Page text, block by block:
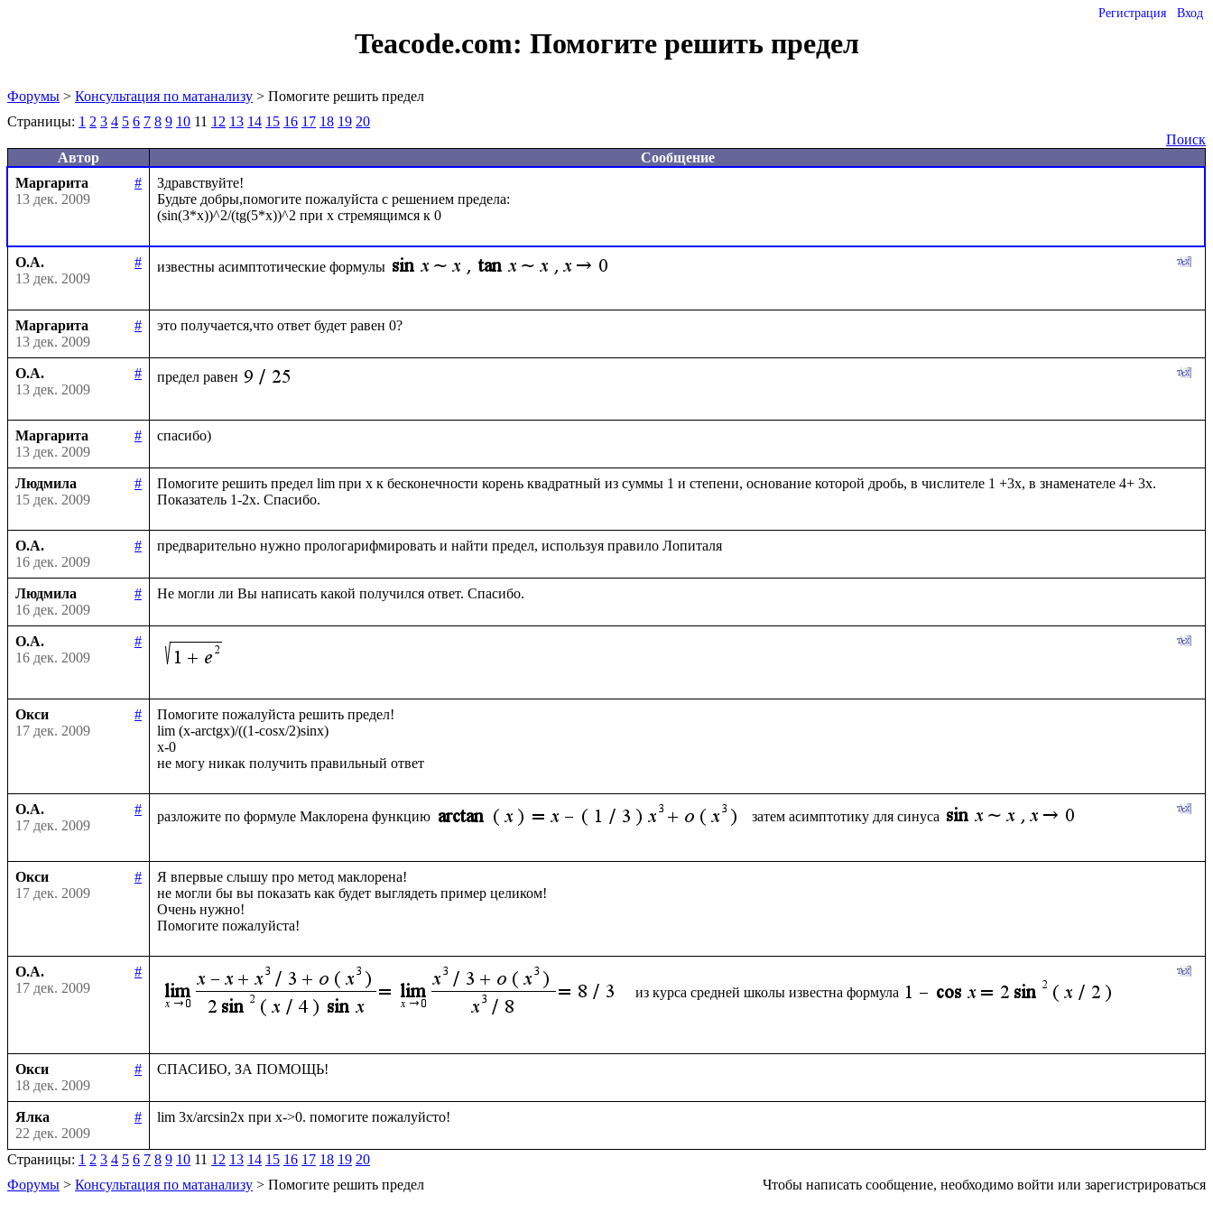
Регистрация Вход
Teacode.com: Помогите решить предел
Форумы > Консультация по матанализу > Помогите решить предел
Страницы: 1 2 3 4 5 6 7 8 9 10 11 12 13 14 15 16 17 18 19 20
Поиск
Автор
Сообщение
Маргарита
#
13 дек. 2009
Здравствуйте!
Будьте добры,помогите пожалуйста с решением предела:
О.А.
#
13 дек. 2009
известны асимптотические формулы
Маргарита
#
13 дек. 2009
О.А.
#
13 дек. 2009
предел равен
Маргарита
#
13 дек. 2009
Людмила
#
15 дек. 2009
Помогите решить предел lim при х к бесконечности корень квадратный из суммы 1 и степени, основание которой дробь, в числителе 1 +3х, в знаменателе 4+ 3х.
О.А.
#
16 дек. 2009
Людмила
#
16 дек. 2009
О.А.
#
16 дек. 2009
Окси
#
17 дек. 2009
Помогите пожалуйста решить предел!
lim (x-arctgx)/((1-cosx/2)sinx)
x-0
О.А.
#
17 дек. 2009
разложите по формуле Маклорена функцию затем асимптотику для синуса
Окси
#
17 дек. 2009
Я впервые слышу про метод маклорена!
не могли бы вы показать как будет выглядеть пример целиком!
Очень нужно!
О.А.
#
17 дек. 2009
из курса средней школы известна формула
Окси
#
18 дек. 2009
Ялка
#
22 дек. 2009
Страницы: 1 2 3 4 5 6 7 8 9 10 11 12 13 14 15 16 17 18 19 20
Форумы > Консультация по матанализу > Помогите решить предел Чтобы написать сообщение, необходимо войти или зарегистрироваться